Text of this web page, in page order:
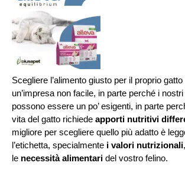
Scegliere l’alimento giusto per il proprio
un’impresa non facile, in parte perché i
possono essere un po’ esigenti, in parte
vita del gatto richiede apporti nutritivi
migliore per scegliere quello più adatto è
l’etichetta, specialmente i valori nutrizionali
le necessità alimentari del vostro felino.